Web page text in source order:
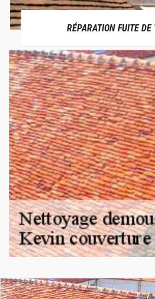
RÉPARATION FUITE